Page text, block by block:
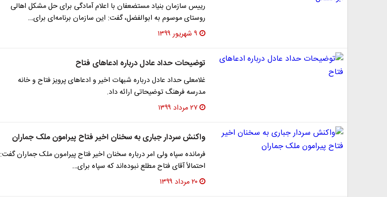
رییس سازمان بنیاد مستضعفان با اعلام آمادگی برای حل مشکل اهالی
روستای موسوم به ابوالفضل، گفت: این سازمان برنامه‌ای برای…
۹ شهریور ۱۳۹۹
توضیحات حداد عادل درباره ادعاهای فتاح
غلامعلی حداد عادل درباره شبهات اخیر و ادعاهای پرویز فتاح و خانه
مدرسه فرهنگ توضیحاتی ارائه داد.
۲۷ مرداد ۱۳۹۹
واکنش سردار جباری به سخنان اخیر فتاح پیرامون ملک جماران
فرمانده سپاه ولی امر درباره سخنان اخیر فتاح پیرامون ملک جماران گفت:
احتمالاً آقای فتاح مطلع نبوده‌اند که سپاه برای…
۲۰ مرداد ۱۳۹۹